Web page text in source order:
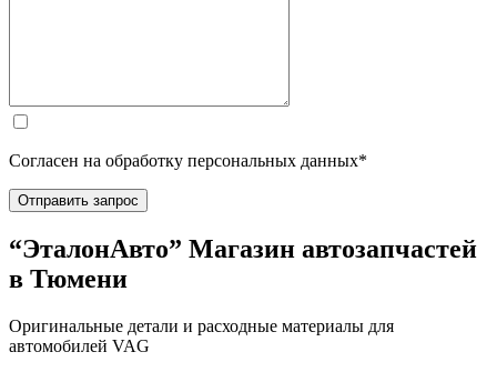
Согласен на обработку персональных данных*
Отправить запрос
“ЭталонАвто” Магазин автозапчастей
в Тюмени
Оригинальные детали и расходные материалы для
автомобилей VAG